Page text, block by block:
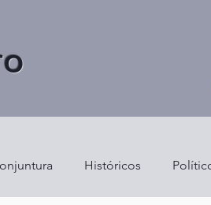
Históricos